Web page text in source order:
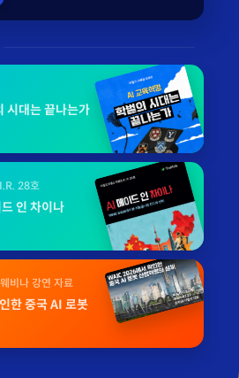
시대는 끝나는가
28호
인 차이나
비나 강연 자료
한 중국 AI 로봇